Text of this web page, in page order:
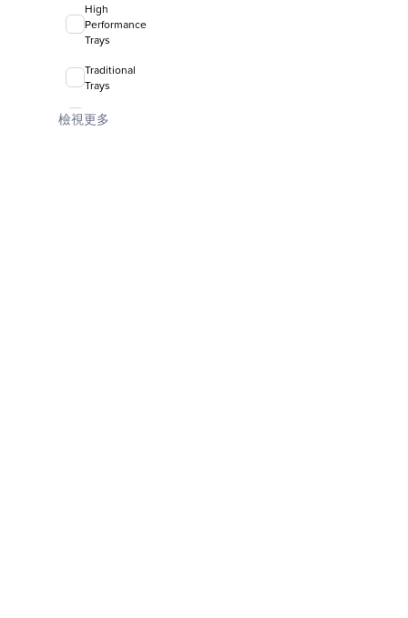
High
Performance
Trays
Traditional
Trays
Valve Trays
檢視更多